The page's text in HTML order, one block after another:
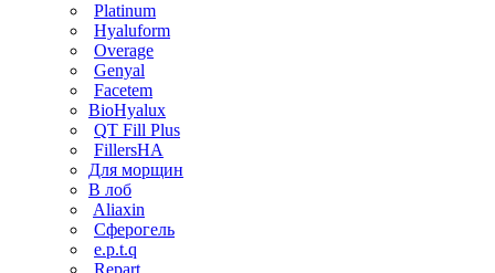
Platinum
Hyaluform
Overage
Genyal
Facetem
BioHyalux
QT Fill Plus
FillersHA
Для морщин
В лоб
Aliaxin
Сферогель
e.p.t.q
Repart